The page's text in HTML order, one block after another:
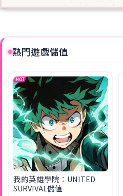
熱門遊戲儲值
HOT
我的英雄學院：UNITED
SURVIVAL儲值